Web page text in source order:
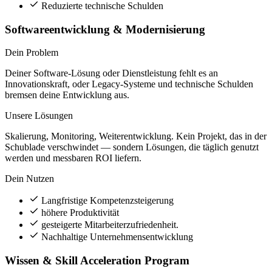
Reduzierte technische Schulden
Softwareentwicklung & Modernisierung
Dein Problem
Deiner Software-Lösung oder Dienstleistung fehlt es an
Innovationskraft, oder Legacy-Systeme und technische Schulden
bremsen deine Entwicklung aus.
Unsere Lösungen
Skalierung, Monitoring, Weiterentwicklung. Kein Projekt, das in der
Schublade verschwindet — sondern Lösungen, die täglich genutzt
werden und messbaren ROI liefern.
Dein Nutzen
Langfristige Kompetenzsteigerung
höhere Produktivität
gesteigerte Mitarbeiterzufriedenheit.
Nachhaltige Unternehmensentwicklung
Wissen & Skill Acceleration Program